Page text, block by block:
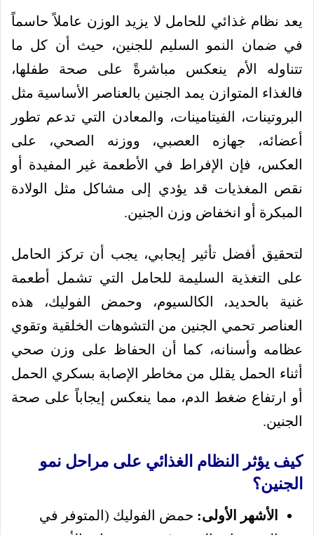
يعد نظام غذائي للحامل لا يزيد الوزن عاملاً حاسماً
في ضمان النمو السليم للجنين، حيث أن كل ما
تتناوله الأم ينعكس مباشرةً على صحة طفلها،
فالغذاء المتوازن يمد الجنين بالعناصر الأساسية مثل
البروتينات، الفيتامينات، والمعادن التي تدعم تطور
أعضائه، جهازه العصبي، ووزنه الصحي، على
العكس، فإن الإفراط في الأطعمة غير المفيدة أو
نقص المغذيات قد يؤدي إلى مشاكل مثل الولادة
المبكرة أو انخفاض وزن الجنين.
لتحقيق أفضل تأثير إيجابي، يجب أن تركز الحامل
على التغذية السليمة للحامل التي تشمل أطعمة
غنية بالحديد، الكالسيوم، وحمض الفوليك، هذه
العناصر تحمي الجنين من التشوهات الخلقية وتقوي
عظامه وأسنانه، كما أن الحفاظ على وزن صحي
أثناء الحمل يقلل من مخاطر الإصابة بسكري الحمل
أو ارتفاع ضغط الدم، مما ينعكس إيجاباً على صحة
الجنين.
كيف يؤثر النظام الغذائي على مراحل نمو
الجنين؟
الأشهر الأولى: حمض الفوليك (المتوفر في